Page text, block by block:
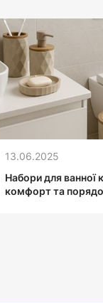
13.06.2025
Набори для ванної
комфорт та